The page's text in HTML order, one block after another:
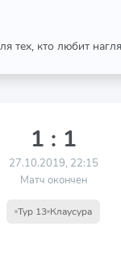
тех, кто любит
1 : 1
27.10.2019, 22:15
Матч окончен
Тур 13 Клаусура